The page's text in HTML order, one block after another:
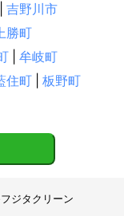
吉野川市
勝町
牟岐町
住町
板野町
フジタクリーン